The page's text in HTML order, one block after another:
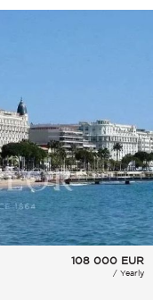
108 000 EUR
/ Yearly